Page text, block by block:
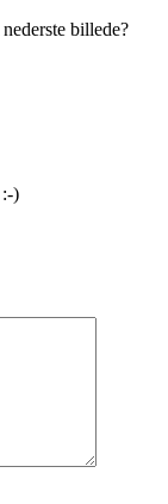
billede?
)